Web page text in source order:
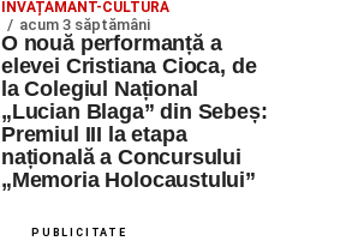
ÎNVĂȚĂMÂNT-CULTURĂ
acum 3 săptămâni
O nouă performanță a
elevei Cristiana Cioca, de
la Colegiul Național
„Lucian Blaga” din Sebeș:
Premiul III la etapa
națională a Concursului
„Memoria Holocaustului”
PUBLICITATE